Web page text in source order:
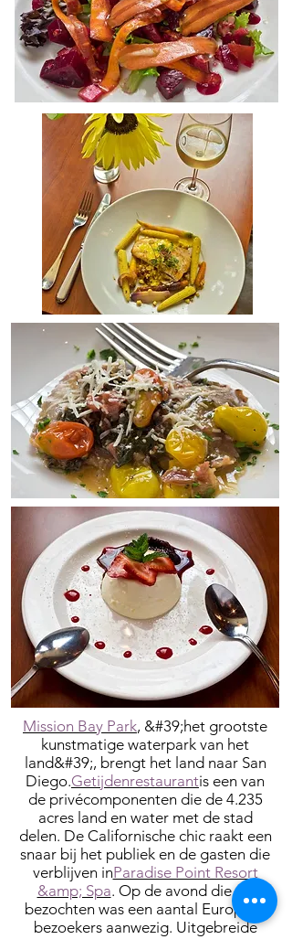
Mission Bay Park, &#39;het grootste
kunstmatige waterpark van het
land&#39;, brengt het land naar San
Diego.Getijdenrestaurantis een van
de privécomponenten die de 4.235
acres land en water met de stad
delen. De Californische chic raakt een
snaar bij het publiek en de gasten die
verblijven inParadise Point Resort
&amp; Spa. Op de avond die wij
bezochten was een aantal Europese
bezoekers aanwezig. Uitgebreide